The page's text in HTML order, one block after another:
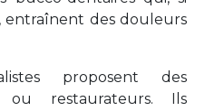
entraînent des douleurs
proposent des
ou restaurateurs. Ils